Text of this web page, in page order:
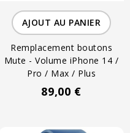
AJOUT AU PANIER
Remplacement boutons
Mute - Volume iPhone 14 /
Pro / Max / Plus
89,00 €